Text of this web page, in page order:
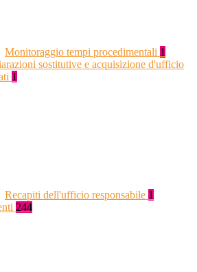
Monitoraggio tempi procedimentali 1
sostitutive e acquisizione d'ufficio
1
Recapiti dell'ufficio responsabile 1
244